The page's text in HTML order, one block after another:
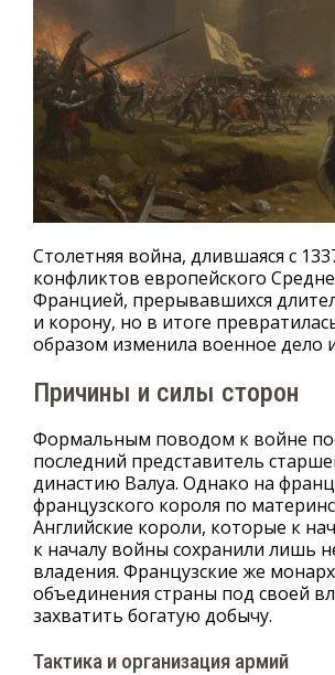
Столетняя война, длившаяся с
конфликтов европейского
Францией, прерывавшихся
и корону, но в итоге
образом изменила военное дело
Причины и силы сторон
Формальным поводом к войне
последний представитель
династию Валуа. Однако на
французского короля по
Английские короли, которые к
к началу войны сохранили лишь
владения. Французские же
объединения страны под своей
захватить богатую добычу.
Тактика и организация армий